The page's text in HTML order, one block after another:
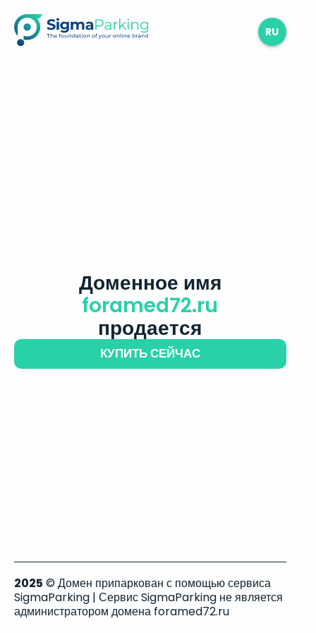
RU
Доменное имя
foramed72.ru
продается
КУПИТЬ СЕЙЧАС
2025 © Домен припаркован с помощью сервиса
SigmaParking | Сервис SigmaParking не является
администратором домена foramed72.ru